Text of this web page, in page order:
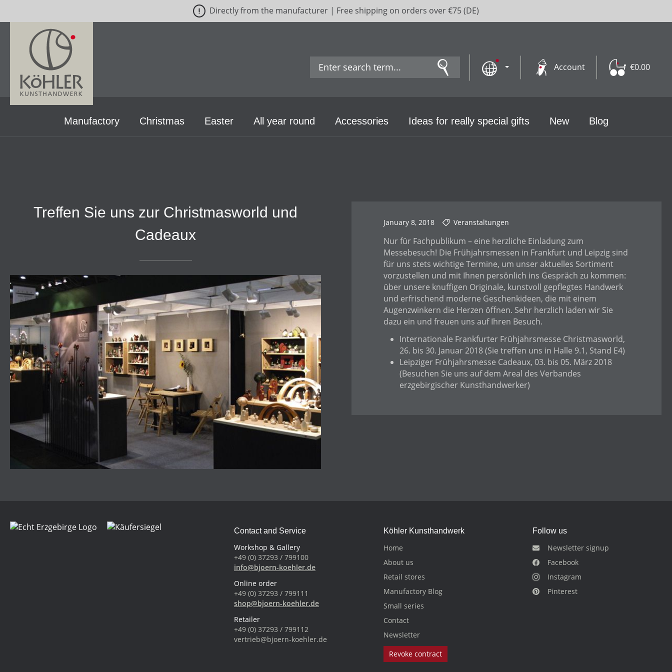
Directly from the manufacturer | Free shipping on orders over €75 (DE)
Account €0.00
Manufactory Christmas Easter All year round Accessories Ideas for really special gifts New Blog
Treffen Sie uns zur Christmasworld und
Cadeaux
January 8, 2018 Veranstaltungen
Nur für Fachpublikum – eine herzliche Einladung zum
Messebesuch! Die Frühjahrsmessen in Frankfurt und Leipzig sind
für uns stets wichtige Termine, um unser aktuelles Sortiment
vorzustellen und mit Ihnen persönlich ins Gespräch zu kommen:
über unsere knuffigen Originale, kunstvoll gepflegtes Handwerk
und erfrischend moderne Geschenkideen, die mit einem
Augenzwinkern die Herzen öffnen. Sehr herzlich laden wir Sie
dazu ein und freuen uns auf Ihren Besuch.
Internationale Frankfurter Frühjahrsmesse Christmasworld,
26. bis 30. Januar 2018 (Sie treffen uns in Halle 9.1, Stand E4)
Leipziger Frühjahrsmesse Cadeaux, 03. bis 05. März 2018
(Besuchen Sie uns auf dem Areal des Verbandes
erzgebirgischer Kunsthandwerker)
Contact and Service
Workshop & Gallery
+49 (0) 37293 / 799100
info@bjoern-koehler.de
Online order
+49 (0) 37293 / 799111
shop@bjoern-koehler.de
Retailer
+49 (0) 37293 / 799112
vertrieb@bjoern-koehler.de
Köhler Kunsthandwerk
Home
About us
Retail stores
Manufactory Blog
Small series
Contact
Newsletter
Revoke contract
Follow us
Newsletter signup
Facebook
Instagram
Pinterest